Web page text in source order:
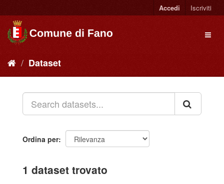
Accedi Iscriviti
Dataset
Ordina per
1 dataset trovato